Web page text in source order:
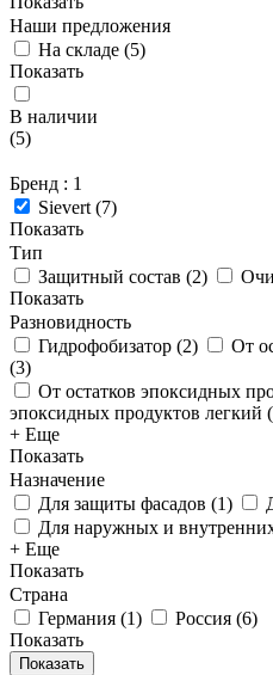
Наши предложения
На складе (5)
Показать
В наличии
(5)
Бренд : 1
Sievert (7)
Показать
Тип
Защитный состав (2)
Показать
Разновидность
Гидрофобизатор (2)
От
(3)
От остатков эпоксидных
эпоксидных продуктов легкий (
+ Еще
Показать
Назначение
Для защиты фасадов (1)
Для наружных и
+ Еще
Показать
Страна
Германия (1) Россия (6)
Показать
Показать